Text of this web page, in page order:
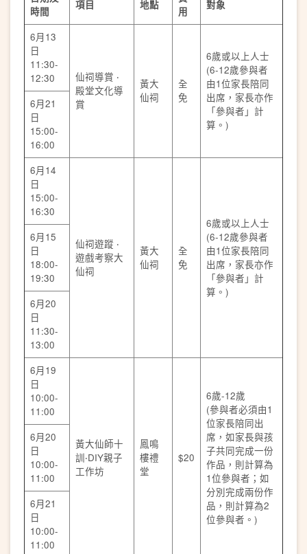
時間
項目 地點
用
對象
6月13
日
11:30-
12:30
仙祠導賞 ‧
殿堂文化導
賞
黃大
仙祠
全
免
6歲或以上人士
(6-12歲參與者
由1位家長陪同
出席，家長亦作
「參與者」計
算。)
6月21
日
15:00-
16:00
6月14
日
15:00-
16:30
仙祠遊蹤 ‧
遊戲考察大
仙祠
黃大
仙祠
全
免
6歲或以上人士
(6-12歲參與者
由1位家長陪同
出席，家長亦作
「參與者」計
算。)
6月15
日
18:00-
19:30
6月20
日
11:30-
13:00
6月19
日
10:00-
11:00
黃大仙師十
訓‧DIY親子
工作坊
鳳鳴
樓禮
堂
$20
6歲-12歲
(參與者必須由1
位家長陪同出
席，如家長與孩
子共同完成一份
作品，則計算為
1位參與者；如
分別完成兩份作
品，則計算為2
位參與者。)
6月20
日
10:00-
11:00
6月21
日
10:00-
11:00